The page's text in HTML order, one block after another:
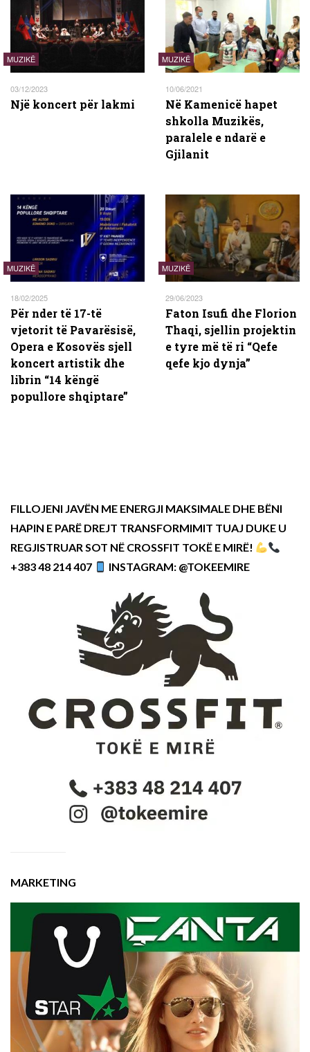
MUZIKË
03/12/2023
Një koncert për lakmi
MUZIKË
10/06/2021
Në Kamenicë hapet
shkolla Muzikës,
paralele e ndarë e
Gjilanit
MUZIKË
18/02/2025
Për nder të 17-të
vjetorit të Pavarësisë,
Opera e Kosovës sjell
koncert artistik dhe
librin “14 këngë
popullore shqiptare”
MUZIKË
29/06/2023
Faton Isufi dhe Florion
Thaqi, sjellin projektin
e tyre më të ri “Qefe
qefe kjo dynja”
FILLOJENI JAVËN ME ENERGJI MAKSIMALE DHE BËNI
HAPIN E PARË DREJT TRANSFORMIMIT TUAJ DUKE U
REGJISTRUAR SOT NË CROSSFIT TOKË E MIRË!
+383 48 214 407
INSTAGRAM: @TOKEEMIRE
MARKETING